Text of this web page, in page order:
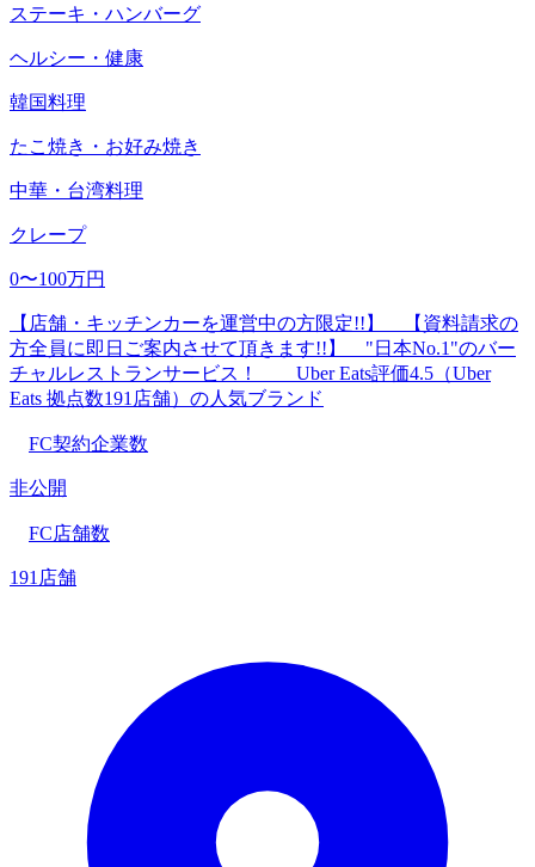
ステーキ・ハンバーグ
ヘルシー・健康
韓国料理
たこ焼き・お好み焼き
中華・台湾料理
クレープ
0〜100万円
【店舗・キッチンカーを運営中の方限定!!】 【資料請求の
方全員に即日ご案内させて頂きます!!】 "日本No.1"のバー
チャルレストランサービス！ Uber Eats評価4.5（Uber
Eats 拠点数191店舗）の人気ブランド
FC契約企業数
非公開
FC店舗数
191店舗